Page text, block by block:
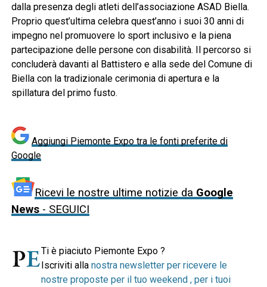
dalla presenza degli atleti dell’associazione ASAD Biella.
Proprio quest’ultima celebra quest’anno i suoi 30 anni di
impegno nel promuovere lo sport inclusivo e la piena
partecipazione delle persone con disabilità. Il percorso si
concluderà davanti al Battistero e alla sede del Comune di
Biella con la tradizionale cerimonia di apertura e la
spillatura del primo fusto.
Aggiungi Piemonte Expo tra le fonti preferite di
Google
Ricevi le nostre ultime notizie da Google
News- SEGUICI
Ti è piaciuto Piemonte Expo ?
Iscriviti alla nostra newsletter per ricevere le
nostre proposte per il tuo weekend , per i tuoi